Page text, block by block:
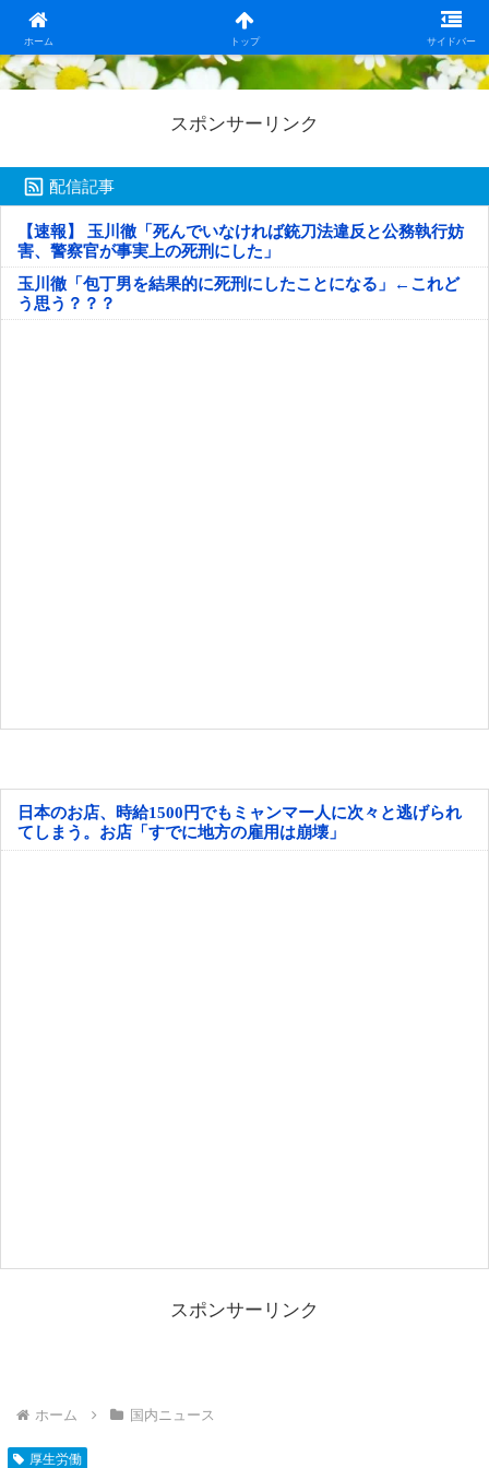
ホーム トップ サイドバー
日本第一！ニュース録
スポンサーリンク
配信記事
【速報】 玉川徹「死んでいなければ銃刀法違反と公務執行妨
害、警察官が事実上の死刑にした」
玉川徹「包丁男を結果的に死刑にしたことになる」←これど
う思う？？？
日本のお店、時給1500円でもミャンマー人に次々と逃げられ
てしまう。お店「すでに地方の雇用は崩壊」
スポンサーリンク
ホーム 国内ニュース
厚生労働